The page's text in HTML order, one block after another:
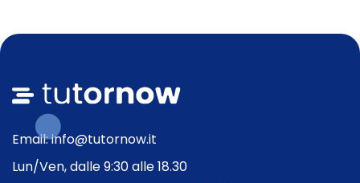
Email: info@tutornow.it
Lun/Ven, dalle 9:30 alle 18.30